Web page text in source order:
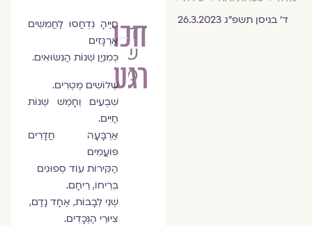
ד׳ בניסן תשפ״ג 26.3.2023
חכו
רגע
דנה
שניצר
משיח
חַיֶּיהָ נִדְחֲסוּ לַחֲמִשִּׁים
אַרְגָּזִים
כְּמִנְיַן שְׁנוֹת הַנִּשּׂוּאִים.
שְׁלוֹשִׁים מֶטְרִים.
שִׁבְעִים וְחָמֵשׁ שְׁנוֹת
חַיִּים.
אַרְבָּעָה חֲדָרִים
פּוֹעֲמִים
הַקִּירוֹת עוֹד סְפוּגִים
בְּרֵיחוֹ, רֵיחָם.
שְׁנֵי לְבָבוֹת, אֶחָד נָדַם,
צִיּוּרֵי הַנְּכָדִים.